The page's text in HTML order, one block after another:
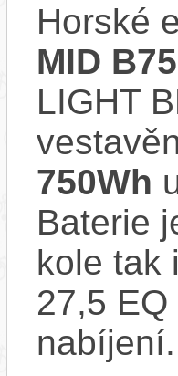
Horské
MID
LIGHT
750Wh
Baterie
kole tak
27,5